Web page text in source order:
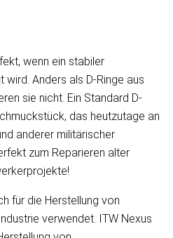
wenn ein stabiler
Anders als D-Ringe aus
sie nicht. Ein Standard D-
das heutzutage an
anderer militärischer
zum Reparieren alter
für die Herstellung von
verwendet. ITW Nexus